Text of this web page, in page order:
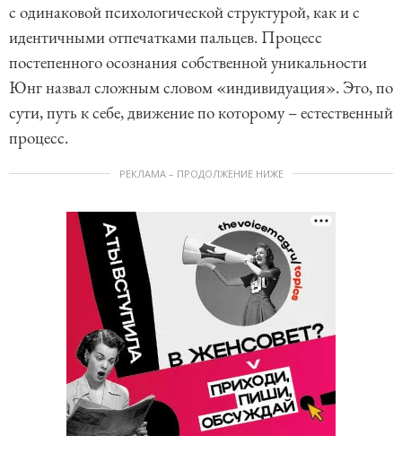
с одинаковой психологической структурой, как и с
идентичными отпечатками пальцев. Процесс
постепенного осознания собственной уникальности
Юнг назвал сложным словом «индивидуация». Это, по
сути, путь к себе, движение по которому – естественный
процесс.
РЕКЛАМА – ПРОДОЛЖЕНИЕ НИЖЕ